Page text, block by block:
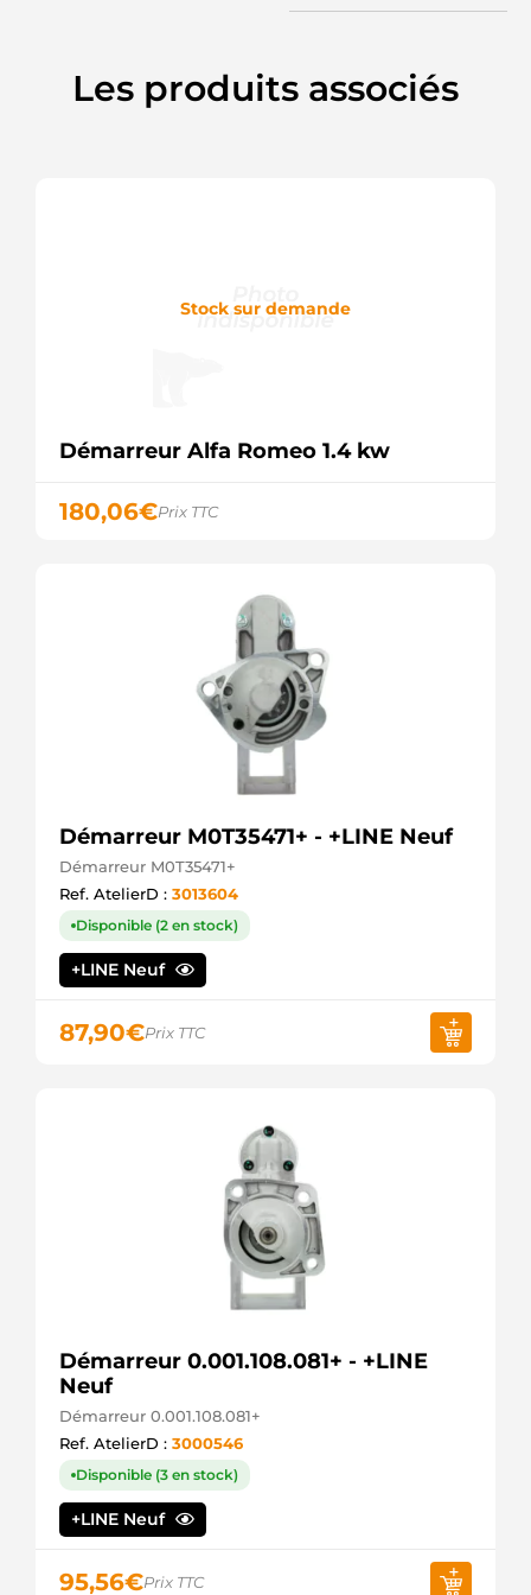
3EFFE
Les produits associés
Stock sur demande
Démarreur Alfa Romeo 1.4 kw
180,06€Prix TTC
Démarreur M0T35471+ - +LINE Neuf
Démarreur M0T35471+
Ref. AtelierD : 3013604
Disponible (2 en stock)
+LINE Neuf
87,90€Prix TTC
Démarreur 0.001.108.081+ - +LINE
Neuf
Démarreur 0.001.108.081+
Ref. AtelierD : 3000546
Disponible (3 en stock)
+LINE Neuf
95,56€Prix TTC